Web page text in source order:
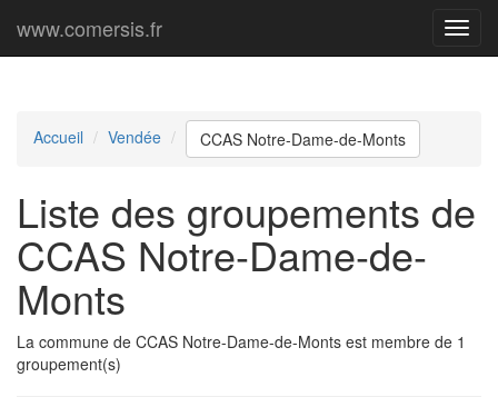
Menu
www.comersis.fr
Accueil Vendée CCAS Notre-Dame-de-Monts
Liste des groupements de
CCAS Notre-Dame-de-
Monts
La commune de CCAS Notre-Dame-de-Monts est membre de 1
groupement(s)